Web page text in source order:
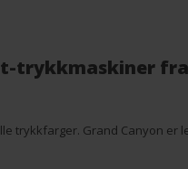
trykkmaskiner fra
trykkfarger. Grand Canyon er